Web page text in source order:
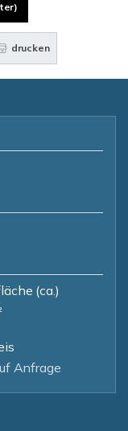
drucken
(ca.)
Anfrage